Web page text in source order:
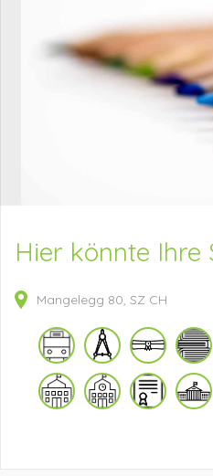
Hier könnte Ihre
Mangelegg 80 SZ CH